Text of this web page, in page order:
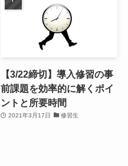
【3/22締切】導入修習の事
前課題を効率的に解くポイ
ントと所要時間
2021年3月17日 修習生